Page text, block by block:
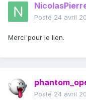
Posté 24 avril
Merci pour le lien.
Posté 24 avril